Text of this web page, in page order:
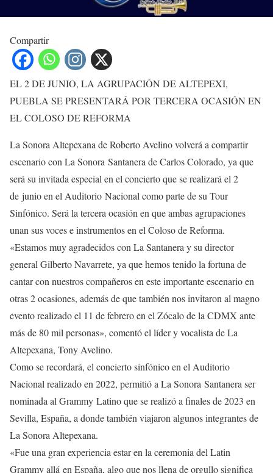
Compartir
EL 2 DE JUNIO, LA AGRUPACIÓN DE ALTEPEXI,
PUEBLA SE PRESENTARÁ POR TERCERA OCASIÓN EN
EL COLOSO DE REFORMA
La Sonora Altepexana de Roberto Avelino volverá a compartir
escenario con La Sonora Santanera de Carlos Colorado, ya que
será su invitada especial en el concierto que se realizará el 2
de junio en el Auditorio Nacional como parte de su Tour
Sinfónico. Será la tercera ocasión en que ambas agrupaciones
unan sus voces e instrumentos en el Coloso de Reforma.
«Estamos muy agradecidos con La Santanera y su director
general Gilberto Navarrete, ya que hemos tenido la fortuna de
cantar con nuestros compañeros en este importante escenario en
otras 2 ocasiones, además de que también nos invitaron al magno
evento realizado el 11 de febrero en el Zócalo de la CDMX ante
más de 80 mil personas», comentó el líder y vocalista de La
Altepexana, Tony Avelino.
Como se recordará, el concierto sinfónico en el Auditorio
Nacional realizado en 2022, permitió a La Sonora Santanera ser
nominada al Grammy Latino que se realizó a finales de 2023 en
Sevilla, España, a donde también viajaron algunos integrantes de
La Sonora Altepexana.
«Fue una gran experiencia estar en la ceremonia del Latin
Grammy allá en España, algo que nos llena de orgullo significa